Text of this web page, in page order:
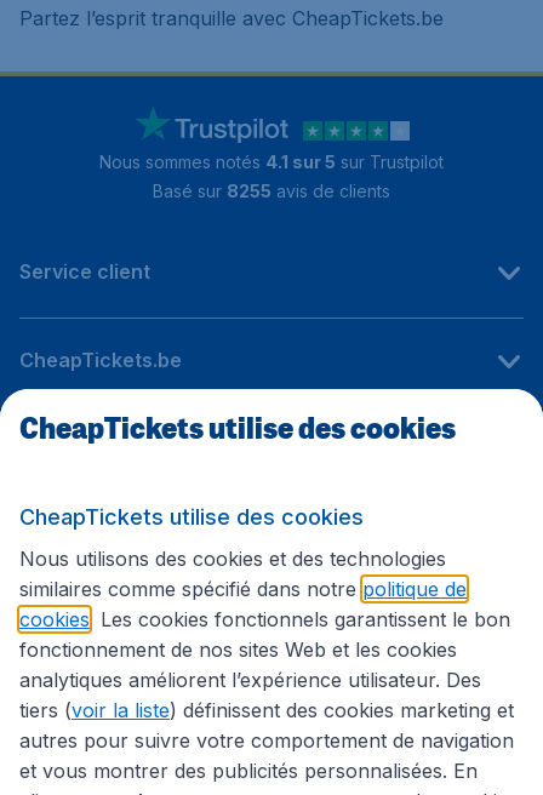
Partez l’esprit tranquille avec CheapTickets.be
Nous sommes notés 4.1 sur 5 sur Trustpilot
Basé sur 8255 avis de clients
Service client
CheapTickets.be
Sites internationaux
Suivez CheapTickets.be
CheapTickets utilise des cookies
CheapTickets utilise des cookies
Nous utilisons des cookies et des technologies
similaires comme spécifié dans notre politique de
cookies . Les cookies fonctionnels garantissent le bon
fonctionnement de nos sites Web et les cookies
analytiques améliorent l’expérience utilisateur. Des
tiers (voir la liste) définissent des cookies marketing et
autres pour suivre votre comportement de navigation
et vous montrer des publicités personnalisées. En